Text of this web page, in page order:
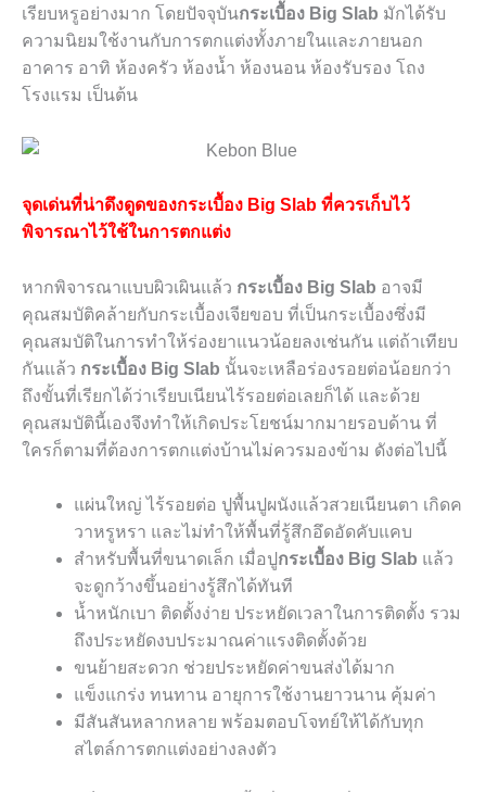
เรียบหรูอย่างมาก โดยปัจจุบันกระเบื้อง Big Slab มักได้รับ
ความนิยมใช้งานกับการตกแต่งทั้งภายในและภายนอก
อาคาร อาทิ ห้องครัว ห้องน้ำ ห้องนอน ห้องรับรอง โถง
โรงแรม เป็นต้น
จุดเด่นที่น่าดึงดูดของกระเบื้อง Big Slab ที่ควรเก็บไว้
พิจารณาไว้ใช้ในการตกแต่ง
หากพิจารณาแบบผิวเผินแล้ว กระเบื้อง Big Slab อาจมี
คุณสมบัติคล้ายกับกระเบื้องเจียขอบ ที่เป็นกระเบื้องซึ่งมี
คุณสมบัติในการทำให้ร่องยาแนวน้อยลงเช่นกัน แต่ถ้าเทียบ
กันแล้ว กระเบื้อง Big Slab นั้นจะเหลือร่องรอยต่อน้อยกว่า
ถึงขั้นที่เรียกได้ว่าเรียบเนียนไร้รอยต่อเลยก็ได้ และด้วย
คุณสมบัตินี้เองจึงทำให้เกิดประโยชน์มากมายรอบด้าน ที่
ใครก็ตามที่ต้องการตกแต่งบ้านไม่ควรมองข้าม ดังต่อไปนี้
แผ่นใหญ่ ไร้รอยต่อ ปูพื้นปูผนังแล้วสวยเนียนตา เกิดค
วาหรูหรา และไม่ทำให้พื้นที่รู้สึกอึดอัดคับแคบ
สำหรับพื้นที่ขนาดเล็ก เมื่อปูกระเบื้อง Big Slab แล้ว
จะดูกว้างขึ้นอย่างรู้สึกได้ทันที
น้ำหนักเบา ติดตั้งง่าย ประหยัดเวลาในการติดตั้ง รวม
ถึงประหยัดงบประมาณค่าแรงติดตั้งด้วย
ขนย้ายสะดวก ช่วยประหยัดค่าขนส่งได้มาก
แข็งแกร่ง ทนทาน อายุการใช้งานยาวนาน คุ้มค่า
มีสันสันหลากหลาย พร้อมตอบโจทย์ให้ได้กับทุก
สไตล์การตกแต่งอย่างลงตัว